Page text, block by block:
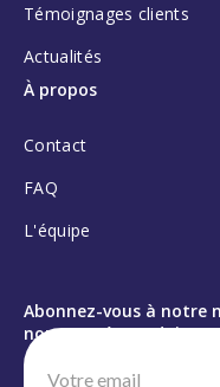
Témoignages clients
Actualités
À propos
Contact
FAQ
L'équipe
Abonnez-vous à notre
nouveautés produit :